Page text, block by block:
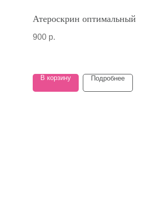
Атероскрин оптимальный
900 р.
В корзину Подробнее